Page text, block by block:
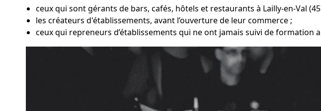
ceux qui sont gérants de bars, cafés, hôtels et restaurants à Lailly-en-Val
les créateurs d'établissements, avant l’ouverture de leur commerce ;
ceux qui repreneurs d’établissements qui ne ont jamais suivi de formation